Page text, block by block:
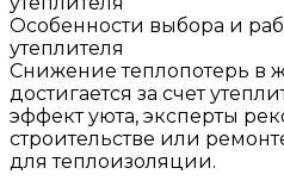
Особенности выбора и
утеплителя
Снижение теплопотерь
достигается за счет
эффект уюта, эксперты
строительстве или
для теплоизоляции.